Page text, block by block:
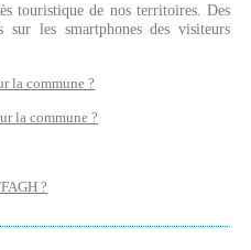
touristique de nos territoires. Des
sur les smartphones des visiteurs
la commune ?
la commune ?
?